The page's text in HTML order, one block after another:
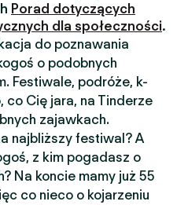
Porad dotyczących
dla społeczności.
do poznawania
o podobnych
Festiwale, podróże, k-
co Cię jara, na Tinderze
zajawkach.
najbliższy festiwal? A
z kim pogadasz o
Na koncie mamy już 55
co nieco o kojarzeniu